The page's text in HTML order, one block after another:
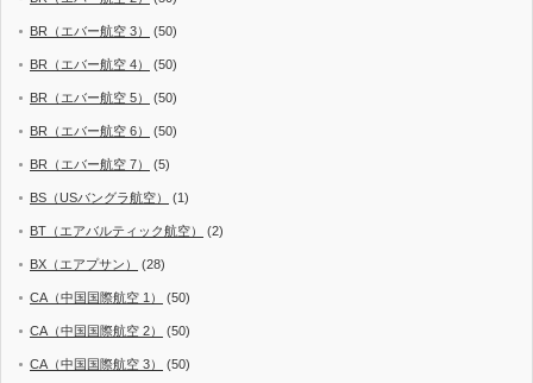
BR（エバー航空 3） (50)
BR（エバー航空 4） (50)
BR（エバー航空 5） (50)
BR（エバー航空 6） (50)
BR（エバー航空 7） (5)
BS（USバングラ航空） (1)
BT（エアバルティック航空） (2)
BX（エアプサン） (28)
CA（中国国際航空 1） (50)
CA（中国国際航空 2） (50)
CA（中国国際航空 3） (50)